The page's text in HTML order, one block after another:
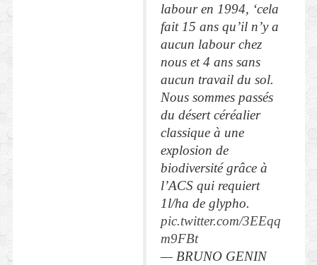
labour en 1994, ‘cela
fait 15 ans qu’il n’y a
aucun labour chez
nous et 4 ans sans
aucun travail du sol.
Nous sommes passés
du désert céréalier
classique à une
explosion de
biodiversité grâce à
l’ACS qui requiert
1l/ha de glypho.
pic.twitter.com/3EEqq
m9FBt
— BRUNO GENIN